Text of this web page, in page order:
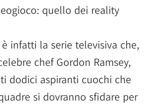
quello dei reality
infatti la serie televisiva che,
chef Gordon Ramsey,
dodici aspiranti cuochi che
si dovranno sfidare per